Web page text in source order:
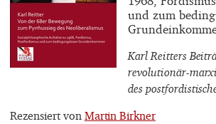
und zum
Karl Reitters
revolutionär-
des
Rezensiert von Martin Birkner